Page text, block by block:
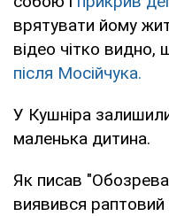
врятувати йому
відео чітко видно,
після Мосійчука.
У Кушніра
маленька дитина.
Як писав
виявився